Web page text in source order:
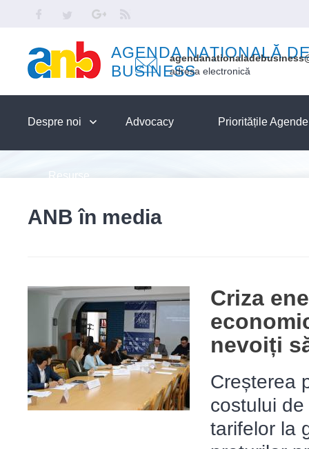
Facebook
Twitter Google
AGENDA NAȚIONALĂ
BUSINESSadresa electronică
Despre noi Advocacy Prioritățile
Resurse
ANB în media
Criza
nevoiți
Creșterea
costului
tarifelor la